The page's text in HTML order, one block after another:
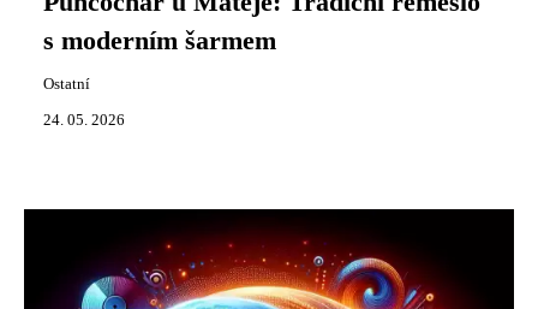
s moderním šarmem
Ostatní
24. 05. 2026